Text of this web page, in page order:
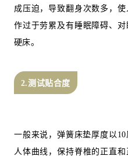
成压迫，导致翻身次数多，
作过于劳累及有睡眠障碍、
硬床。
2.测试贴合度
一般来说，弹簧床垫厚度以
人体曲线，保持脊椎的正直